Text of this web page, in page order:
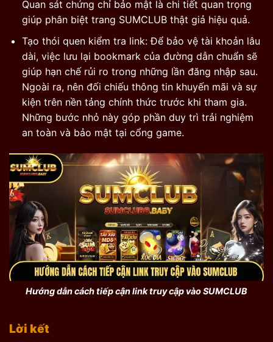
Quan sát chứng chỉ bảo mật là chi tiết quan trọng
giúp phân biệt trang SUMCLUB thật giả hiệu quả.
Tạo thói quen kiểm tra link: Để bảo vệ tài khoản lâu
dài, việc lưu lại bookmark của đường dẫn chuẩn sẽ
giúp hạn chế rủi ro trong những lần đăng nhập sau.
Ngoài ra, nên đối chiếu thông tin khuyến mãi và sự
kiện trên nền tảng chính thức trước khi tham gia.
Những bước nhỏ này góp phần duy trì trải nghiệm
an toàn và bảo mật tại cổng game.
Hướng dẫn cách tiếp cận link truy cập vào SUMCLUB
Lời kết